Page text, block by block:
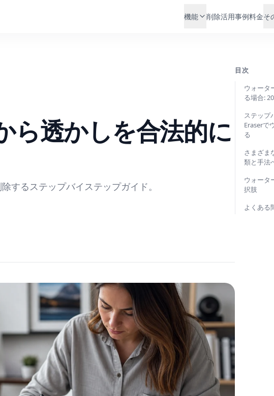
機能 削除活用事例料金そ
ら透かしを合法的に
するステップバイステップガイド。
目次
ウォータ
る場合:
ステップ
Eraserで
る
さまざま
類と手法
ウォータ
択肢
よくある